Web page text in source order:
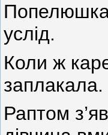
Попелюшка
услід.
Коли ж
заплакала.
Раптом